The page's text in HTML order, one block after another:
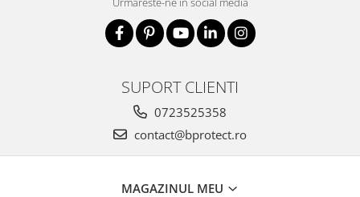
SUPORT CLIENTI
0723525358
contact@bprotect.ro
MAGAZINUL MEU